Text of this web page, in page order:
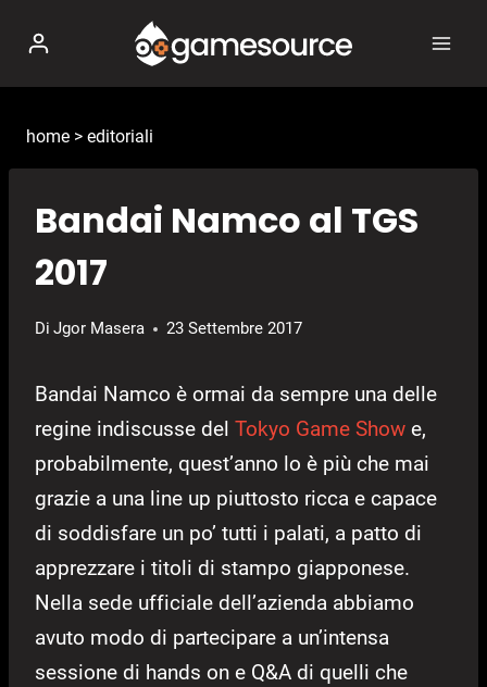
contenuto
home > editoriali
Bandai Namco al TGS
2017
Di Jgor Masera 23 Settembre 2017
Bandai Namco è ormai da sempre una delle
regine indiscusse del Tokyo Game Show e,
probabilmente, quest’anno lo è più che mai
grazie a una line up piuttosto ricca e capace
di soddisfare un po’ tutti i palati, a patto di
apprezzare i titoli di stampo giapponese.
Nella sede ufficiale dell’azienda abbiamo
avuto modo di partecipare a un’intensa
sessione di hands on e Q&A di quelli che